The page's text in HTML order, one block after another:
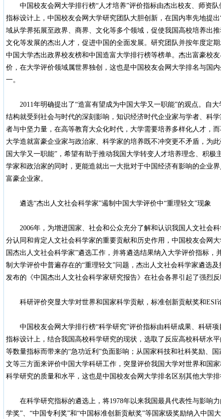
中国校友会网大学排行榜“人才培养”评价指标由杰出校友、师资队
指标设计上，中国校友会网大学研究团队大胆创新，在国内率先地提
域从学界拓展至政界、商界、文化等多个领域，促使我国高校培养出
文化等发展的杰出人才，促进中国的全面发展。研究团队并按年度定
中国大学杰出政界校友榜和中国造富大学排行榜等榜单。杰出富豪校
价，在大学评价领域属世界独创，这也是中国校友会网大学排名与国
一。
2011年明确提出了“造富有望成为中国大学又一职能”的观点。自大
结构就受到社会与时代的深刻影响，知识经济时代企业家与学者、科
者与中坚力量，在高等教育大众化时代，大学需要培养多样化人才，
大学造就富豪企业家与政治家、科学家的培养既不冲突更不矛盾，为
国大学又一职能”，希望有助于推动我国大学转变人才培养理念、积极
学家和政治家的同时，更能造就出一大批对于中国经济有影响的企业
富豪企业家。
遴选“杰出人文社会科学家”遏制中国大学评价中“重理轻文”现象
2006年，为增进国家、社会和公众充分了解和认识我国人文社会科
分认同和肯定人文社会科学家的重要贡献和历史作用，中国校友会网
国杰出人文社会科学家”遴选工作，并将遴选结果纳入大学评价指标，
制大学评价中普遍存在的“重理轻文”问题，杰出人文社会科学家遴选
发布的《中国杰出人文社会科学家研究报告》在社会各界引起了强烈
科研评价突显大学对世界和国家科学贡献，标准创新贡献奖和ESI
中国校友会网大学排行榜“科学研究”评价指标由科研成果、科研项
指标设计上，结合我国高校科学研究的现状，选取了反应高校科研水
等数量指标而带来的“急功近利”负面影响；从国家科技和社科奖励、
文等三方面来评价中国大学科研工作，突显评价我国大学对世界和国
科学研究的质量和水平，这也是中国校友会网大学排名区别其他大学
在科学研究指标的遴选上，将1978年以来我国最具代表性与影响力
学奖”、“中国专利奖”和“中国标准创新贡献奖”等国家级奖励纳入中国